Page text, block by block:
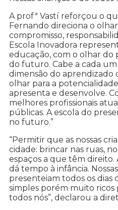
A profª Vastí reforçou o
Fernando direciona o
compromisso,
Escola Inovadora
educação, com o olhar do
do futuro. Cabe a cada um
dimensão do aprendizado
olhar para a
apresenta e desenvolve.
melhores profissionais
públicas. A escola do
no futuro.”
“Permitir que as nossas
cidade: brincar nas ruas,
espaços a que têm direito.
dá tempo à infância.
presenteiam todos os dias
simples porém muito ricos
todos nós”, declarou a